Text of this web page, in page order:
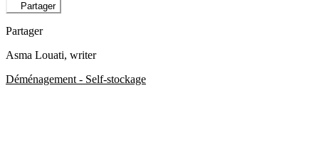
Partager
Partager
Asma Louati, writer
Déménagement - Self-stockage